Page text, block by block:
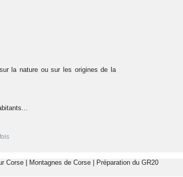
la nature ou sur les origines de la
Corse Montagnes de Corse Préparation du GR20